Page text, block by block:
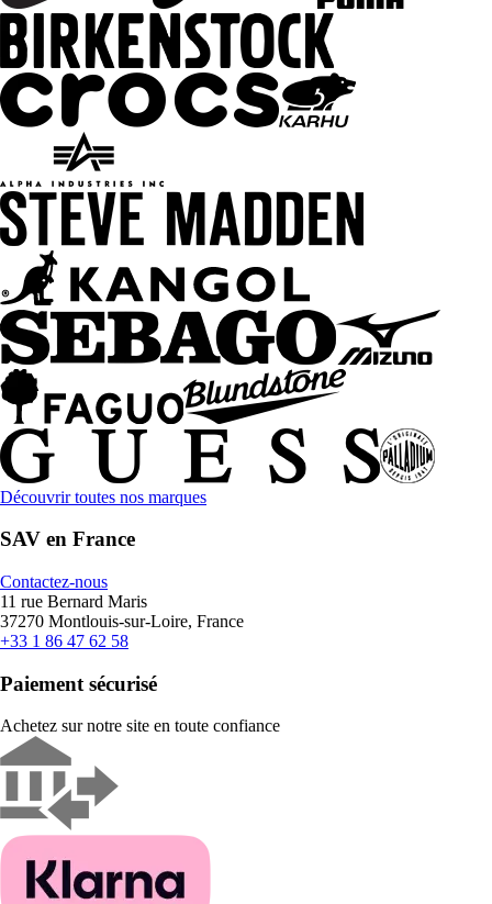
Découvrir toutes nos marques
SAV en France
Contactez-nous
11 rue Bernard Maris
37270 Montlouis-sur-Loire, France
+33 1 86 47 62 58
Paiement sécurisé
Achetez sur notre site en toute confiance